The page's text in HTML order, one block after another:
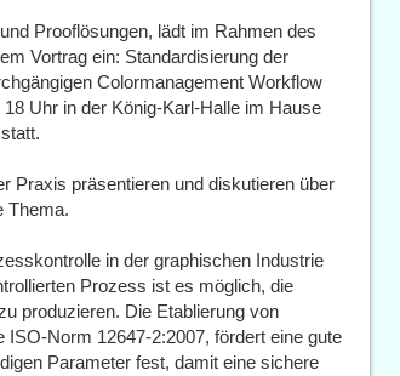
Prooflösungen, lädt im Rahmen des
Vortrag ein: Standardisierung der
Colormanagement Workflow
Uhr in der König-Karl-Halle im Hause
Praxis präsentieren und diskutieren über
Thema.
in der graphischen Industrie
Prozess ist es möglich, die
produzieren. Die Etablierung von
Norm 12647-2:2007, fördert eine gute
Parameter fest, damit eine sichere